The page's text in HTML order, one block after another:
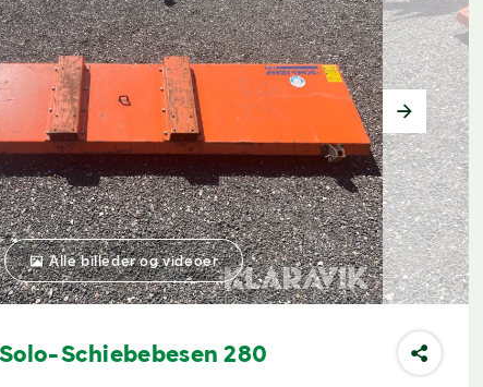
Alle billeder og videoer
Schiebebesen 280